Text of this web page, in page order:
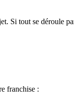
Si tout se déroule
franchise :